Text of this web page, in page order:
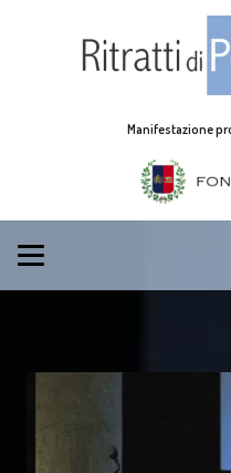
Manifestazione